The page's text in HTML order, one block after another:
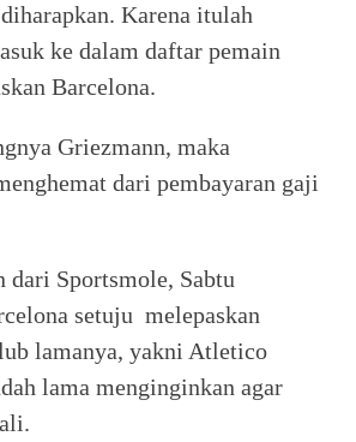
Karena itulah
ke dalam daftar pemain
Barcelona.
Griezmann, maka
dari pembayaran gaji
dari Sportsmole, Sabtu
setuju melepaskan
lamanya, yakni Atletico
lama menginginkan agar